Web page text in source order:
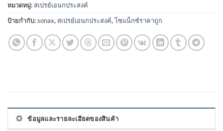
หมวดหมู่: สเปรย์เอนกประสงค์
ป้ายกำกับ:sonax, สเปรย์เอนกประสงค์, โซแน็กซ์ราคาถูก
ข้อมูลและรายละเอียดของสินค้า